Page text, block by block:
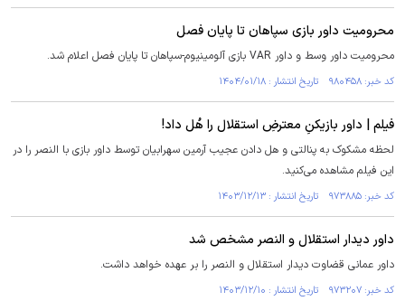
محرومیت داور بازی سپاهان تا پایان فصل
محرومیت داور وسط و داور VAR بازی آلومینیوم-سپاهان تا پایان فصل اعلام شد.
کد خبر: ۹۸۰۴۵۸ تاریخ انتشار : ۱۴۰۴/۰۱/۱۸
فیلم | داور بازیکنِ معترضِ استقلال را هُل داد!
لحظه مشکوک به پنالتی و هل دادن عجیب آرمین سهرابیان توسط داور بازی با النصر را در
این فیلم مشاهده می‌کنید.
کد خبر: ۹۷۳۸۸۵ تاریخ انتشار : ۱۴۰۳/۱۲/۱۳
داور دیدار استقلال و النصر مشخص شد
داور عمانی قضاوت دیدار استقلال و النصر را بر عهده خواهد داشت.
کد خبر: ۹۷۳۲۰۷ تاریخ انتشار : ۱۴۰۳/۱۲/۱۰